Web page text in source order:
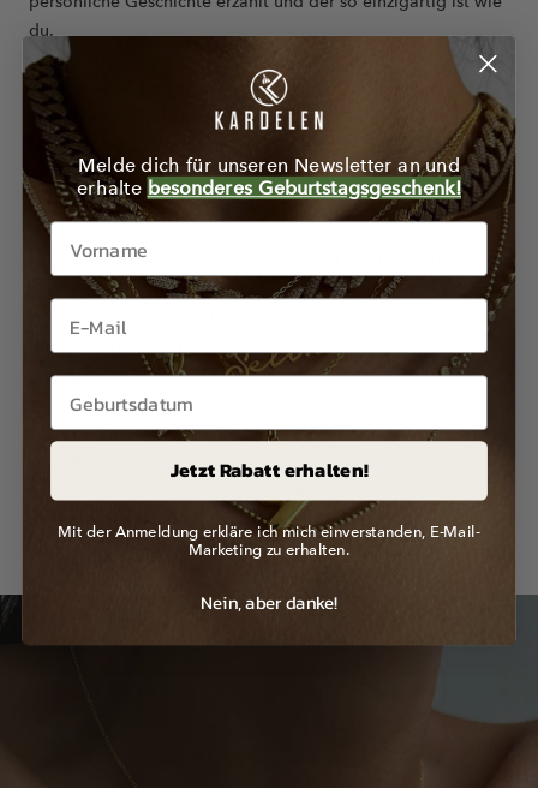
du.
Wir lieben es, personalisierten Schmuck zu gestalten. Ob es
eine Gravur mit deinem Namen, dem eines geliebten
Menschen oder einem besonderen Datum ist – wir machen
es möglich. Unsere Stücke sind nicht nur Schmuck, sondern
Erinnerungen, die du jeden Tag bei dir trägst.
In unserem Laden, den wir seit 2016 mit viel Liebe führen,
kannst du die ganze Vielfalt unseres Schmucks entdecken.
Wir freuen uns immer, dich persönlich zu beraten, damit du
das perfekte Stück findest, das deine Einzigartigkeit
unterstreicht.
Auch online sind wir für dich da. Auf unserer Webseite kannst
du in Ruhe stöbern, dir Inspirationen holen und deinen
personalisierten Schmuck ganz einfach bestellen. Wir sorgen
dafür, dass dein Einkaufserlebnis genauso persönlich und
angenehm ist, wie wenn du uns im Laden besuchen würdest.
Melde dich für unseren Newsletter an und
erhalte besonderes Geburtstagsgeschenk!
Jetzt Rabatt erhalten!
Mit der Anmeldung erkläre ich mich einverstanden, E-Mail-
Marketing zu erhalten.
Nein, aber danke!